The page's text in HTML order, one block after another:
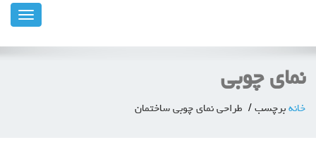
ناوبری
نمای چوبی
خانه برچسب طراحی نمای چوبی ساختمان